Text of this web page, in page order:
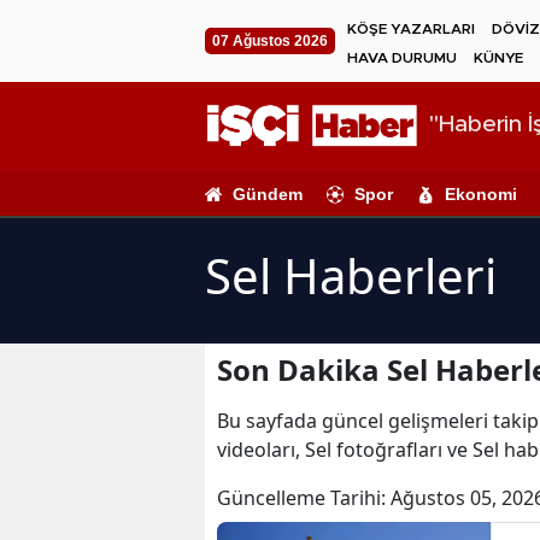
07 Ağustos 2026
KÖŞE YAZARLARI
HAVA DURUMU
KÜNYE
"Haberin
Gündem Spor Ekonomi
Sel Haberleri
Son Dakika Sel
Bu sayfada güncel gelişmeleri
videoları, Sel fotoğrafları ve Sel
Güncelleme Tarihi: Ağustos 05,